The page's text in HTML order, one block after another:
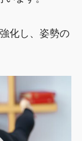
化し、姿勢の